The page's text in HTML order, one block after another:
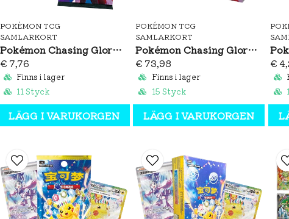
POKÉMON TCG
SAMLARKORT
Pokémon Chasing Glory Together Jumbo Booster Pack (CH)
€ 7,76
Finns i lager
11 Styck
LÄGG I VARUKORGEN
POKÉMON TCG
SAMLARKORT
Pokémon Chasing Glory Together Jumbo Booster Box (CH)
€ 73,98
Finns i lager
15 Styck
LÄGG I VARUKORGEN
€